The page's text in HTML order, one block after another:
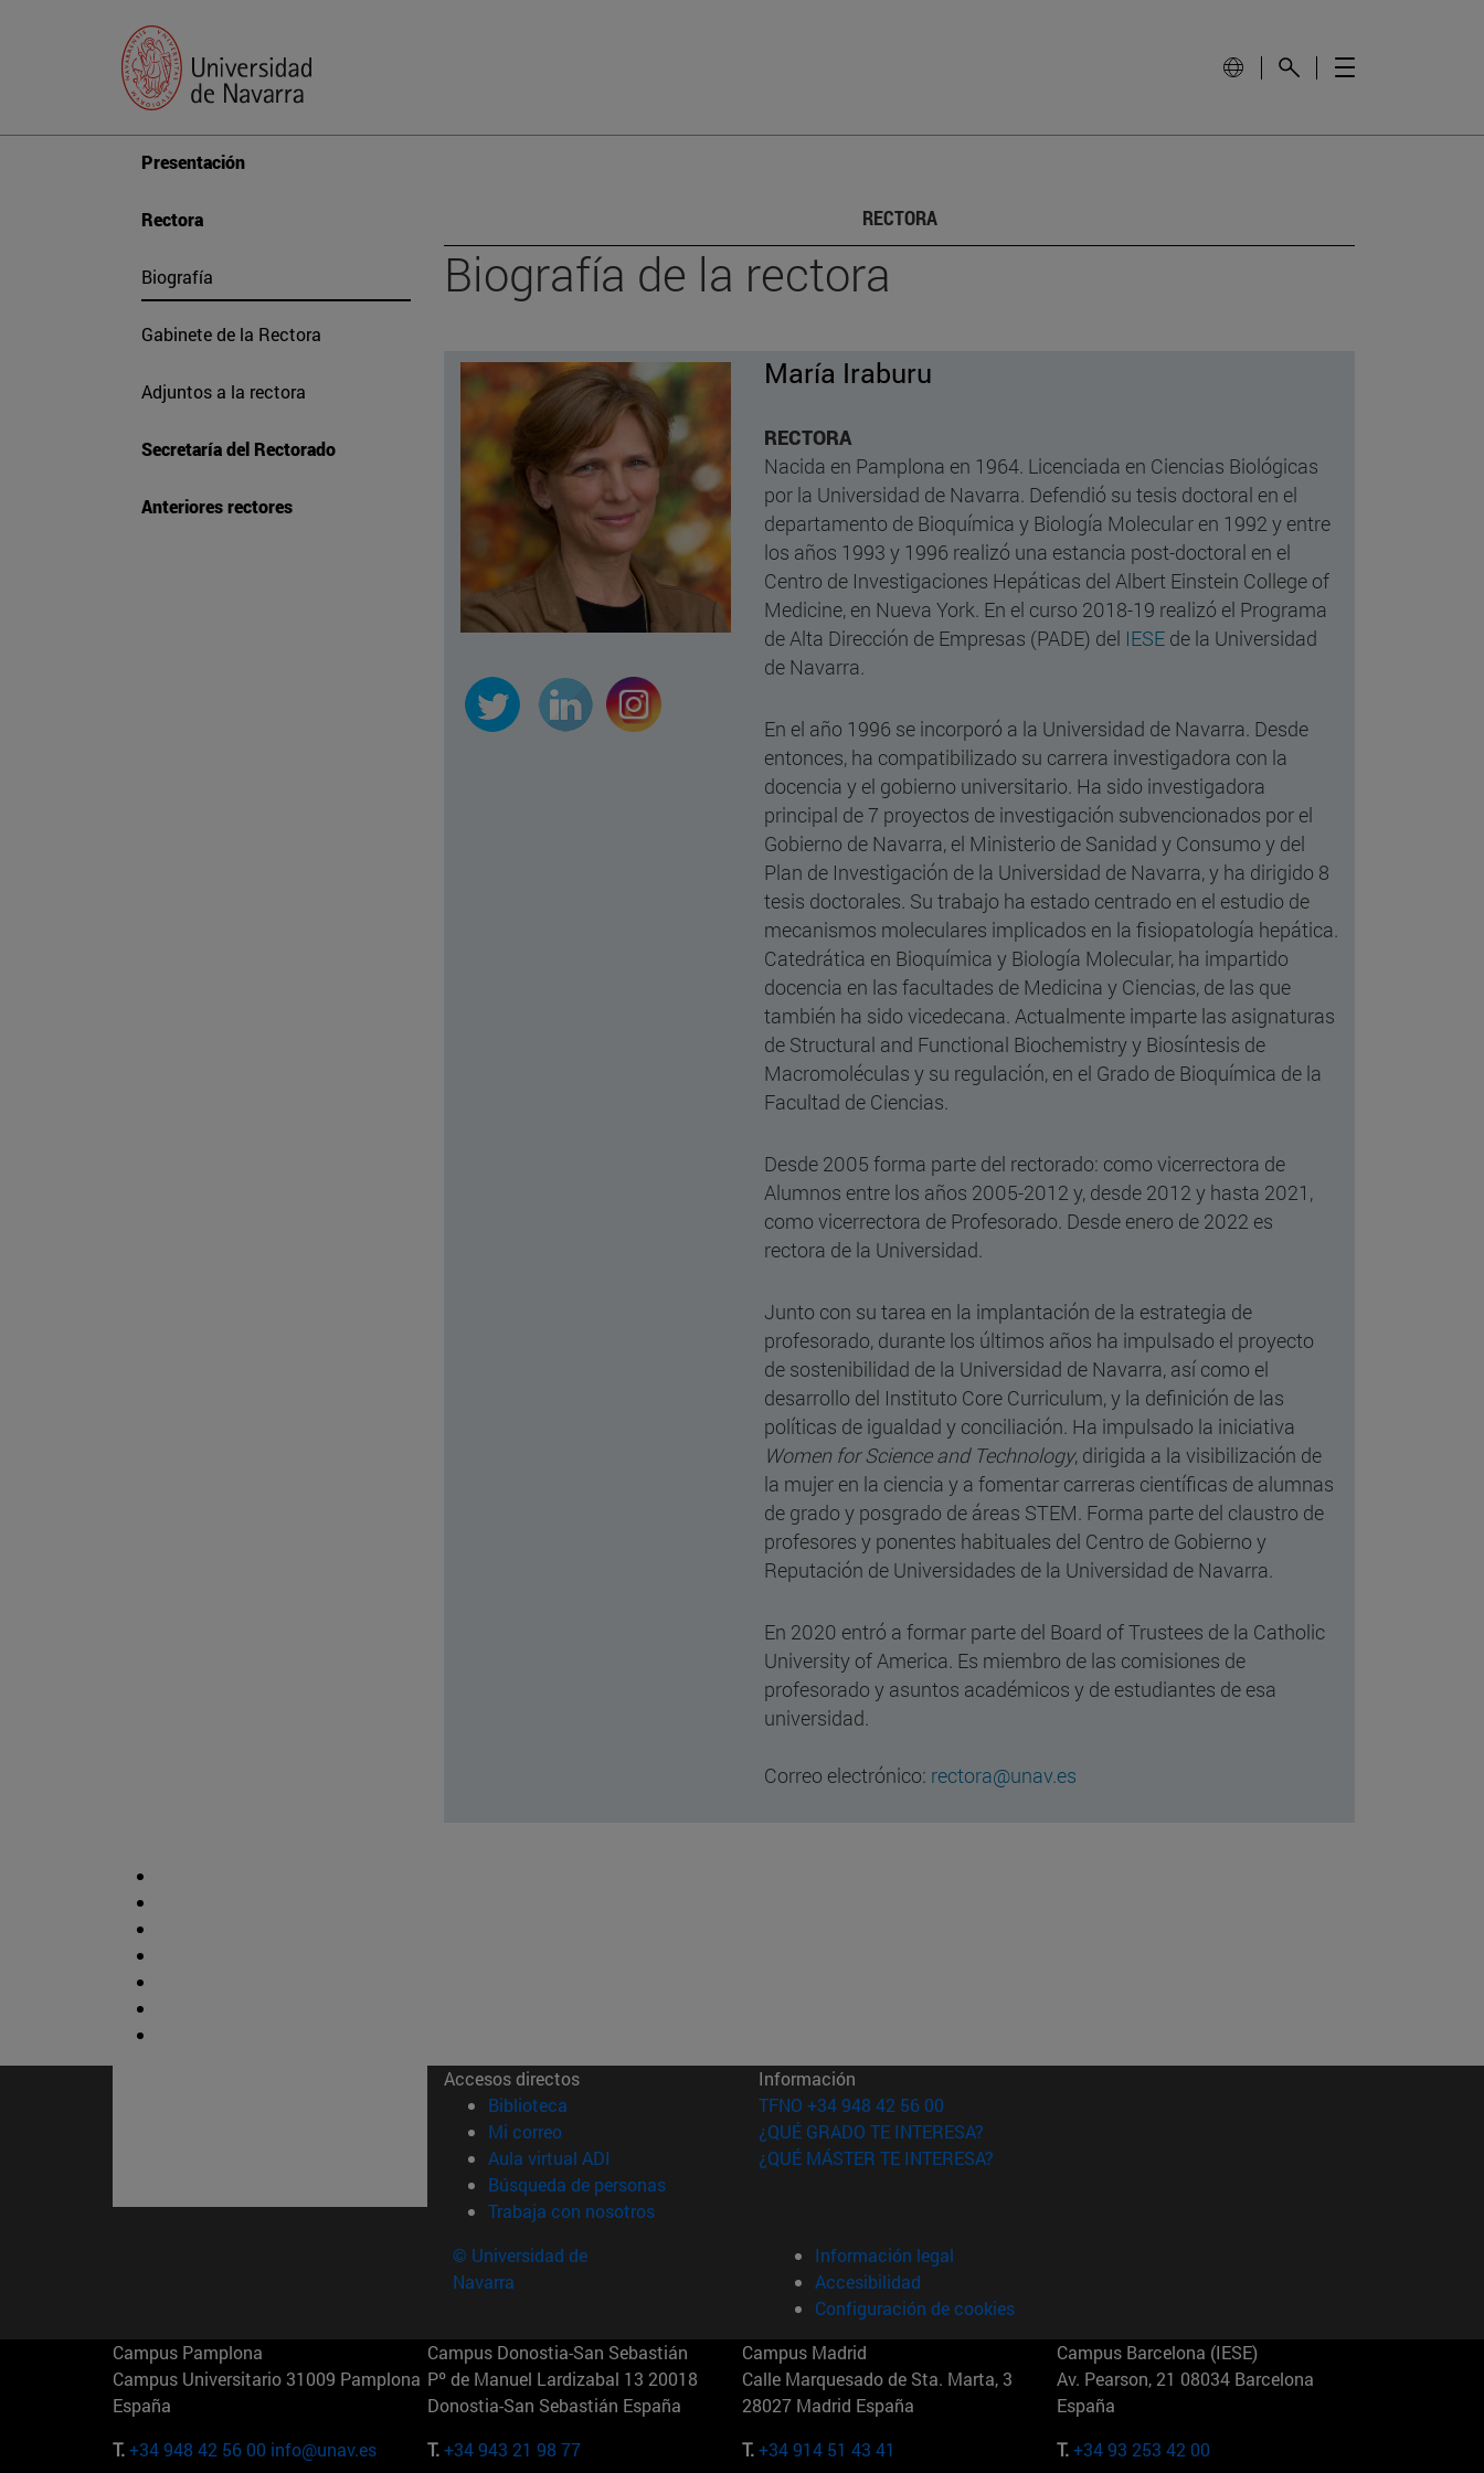
Presentación
Rectora
Biografía
Gabinete de la Rectora
Adjuntos a la rectora
Secretaría del Rectorado
Anteriores rectores
RECTORA
Biografía de la rectora
María Iraburu
RECTORA
Nacida en Pamplona en 1964. Licenciada en Ciencias Biológicas
por la Universidad de Navarra. Defendió su tesis doctoral en el
departamento de Bioquímica y Biología Molecular en 1992 y entre
los años 1993 y 1996 realizó una estancia post-doctoral en el
Centro de Investigaciones Hepáticas del Albert Einstein College of
Medicine, en Nueva York. En el curso 2018-19 realizó el Programa
de Alta Dirección de Empresas (PADE) del IESEde la Universidad
de Navarra.
En el año 1996 se incorporó a la Universidad de Navarra. Desde
entonces, ha compatibilizado su carrera investigadora con la
docencia y el gobierno universitario. Ha sido investigadora
principal de 7 proyectos de investigación subvencionados por el
Gobierno de Navarra, el Ministerio de Sanidad y Consumo y del
Plan de Investigación de la Universidad de Navarra, y ha dirigido 8
tesis doctorales. Su trabajo ha estado centrado en el estudio de
mecanismos moleculares implicados en la fisiopatología hepática.
Catedrática en Bioquímica y Biología Molecular, ha impartido
docencia en las facultades de Medicina y Ciencias, de las que
también ha sido vicedecana. Actualmente imparte las asignaturas
de Structural and Functional Biochemistry y Biosíntesis de
Macromoléculas y su regulación, en el Grado de Bioquímica de la
Facultad de Ciencias.
Desde 2005 forma parte del rectorado: como vicerrectora de
Alumnos entre los años 2005-2012 y, desde 2012 y hasta 2021,
como vicerrectora de Profesorado. Desde enero de 2022 es
rectora de la Universidad.
Junto con su tarea en la implantación de la estrategia de
profesorado, durante los últimos años ha impulsado el proyecto
de sostenibilidad de la Universidad de Navarra, así como el
desarrollo del Instituto Core Curriculum, y la definición de las
políticas de igualdad y conciliación. Ha impulsado la iniciativa
Women for Science and Technology, dirigida a la visibilización de
la mujer en la ciencia y a fomentar carreras científicas de alumnas
de grado y posgrado de áreas STEM. Forma parte del claustro de
profesores y ponentes habituales del Centro de Gobierno y
Reputación de Universidades de la Universidad de Navarra.
En 2020 entró a formar parte del Board of Trustees de la Catholic
University of America. Es miembro de las comisiones de
profesorado y asuntos académicos y de estudiantes de esa
universidad.
Correo electrónico: rectora@unav.es
Accesos directos
Biblioteca (abre en nueva ventana)
Mi correo(abre en nueva ventana)
Aula virtual ADI (abre en nueva ventana)
Búsqueda de personas(abre en nueva ventana)
Trabaja con nosotros(abre en nueva ventana)
Información
TFNO +34 948 42 56 00
¿QUÉ GRADO TE INTERESA?
¿QUÉ MÁSTER TE INTERESA?
© Universidad de
Navarra
Información legal
Accesibilidad
Configuración de cookies
Campus Pamplona
Campus Universitario 31009 Pamplona
España
T.+34 948 42 56 00 info@unav.es
Campus Donostia-San Sebastián
Pº de Manuel Lardizabal 13 20018
Donostia-San Sebastián España
T.+34 943 21 98 77
Campus Madrid
Calle Marquesado de Sta. Marta, 3
28027 Madrid España
T.+34 914 51 43 41
Campus Barcelona (IESE)
Av. Pearson, 21 08034 Barcelona
España
T.+34 93 253 42 00